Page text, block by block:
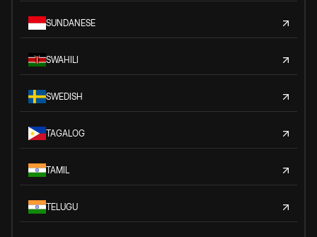
SUNDANESE
SWAHILI
SWEDISH
TAGALOG
TAMIL
TELUGU